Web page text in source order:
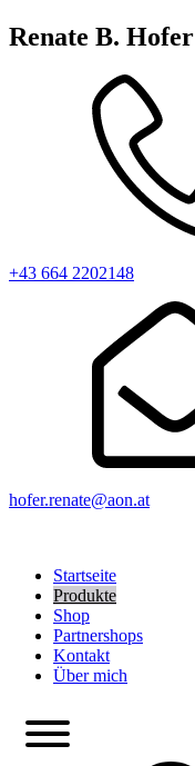
Renate B. Hofer
+43 664 2202148
hofer.renate@aon.at
Startseite
Produkte
Shop
Partnershops
Kontakt
Über mich